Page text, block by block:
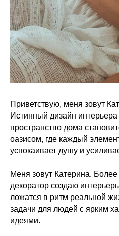
Приветствую, меня зовут
Истинный дизайн
пространство дома
оазисом, где каждый
успокаивает душу и
Меня зовут Катерина. Более
декоратор создаю
ложатся в ритм реальной
задачи для людей с ярким
идеями.